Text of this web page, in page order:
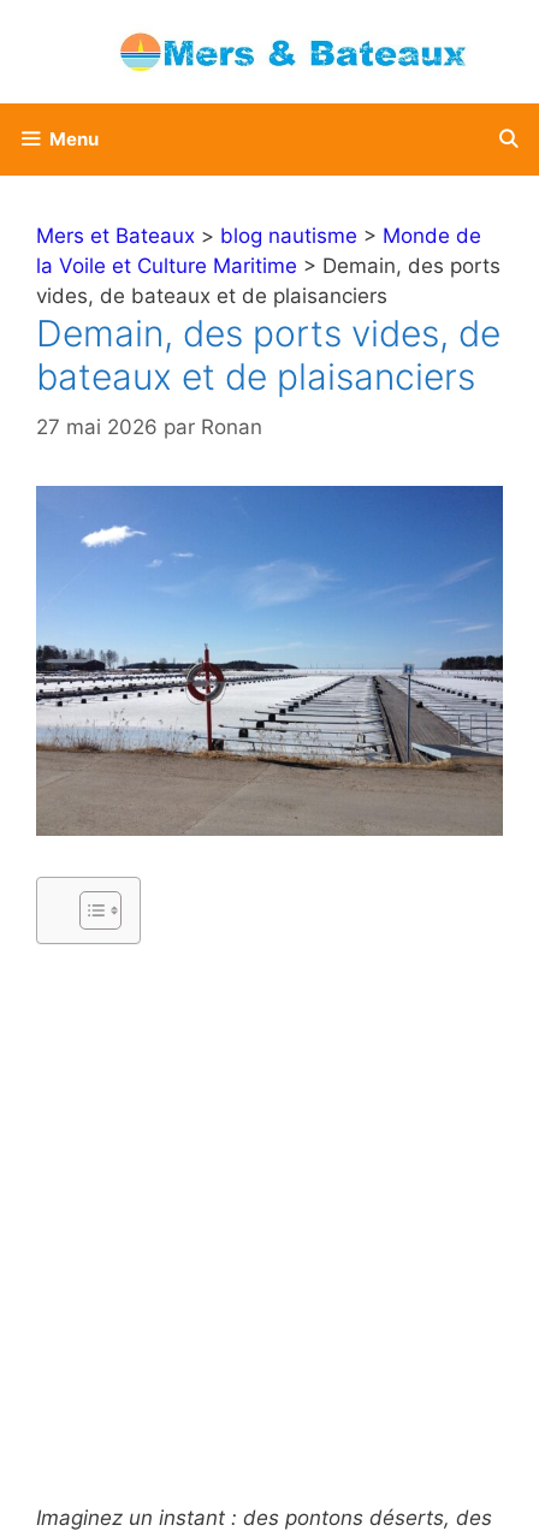
Menu
Mers et Bateaux > blog nautisme > Monde de
la Voile et Culture Maritime > Demain, des ports
vides, de bateaux et de plaisanciers
Demain, des ports vides, de
bateaux et de plaisanciers
27 mai 2026 par Ronan
Imaginez un instant : des pontons déserts, des